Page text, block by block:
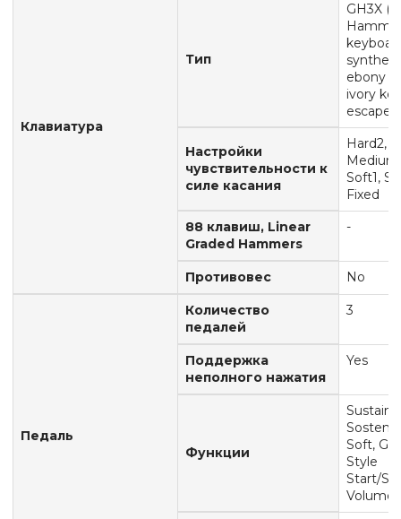
Клавиатура
Тип
GH3X
ebony
ivory
Настройки
чувствительности к
силе касания
Hard2,
Medium,
Soft1,
Fixed
88 клавиш, Linear
Graded Hammers
-
Противовес No
Педаль
Количество
педалей
3
Поддержка
неполного нажатия
Yes
Функции
Sustain,
Soft,
Style
Start/
Volume,